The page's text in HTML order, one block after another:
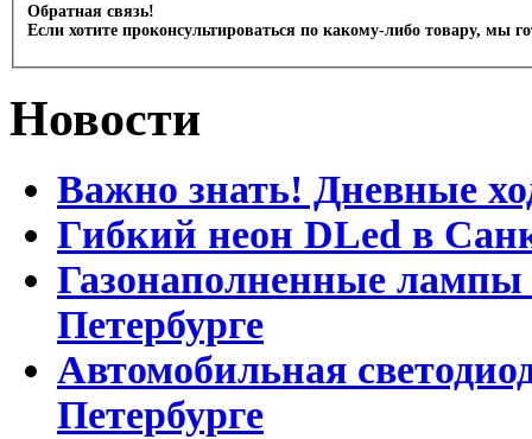
Обратная связь!
Если хотите проконсультироваться по какому-либо товару, мы
Новости
Важно знать! Дневные
Гибкий неон DLed в
Газонаполненные
Петербурге
Автомобильная
Петербурге